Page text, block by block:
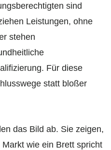
sind
Leistungen, ohne
stehen
Für diese
statt bloßer
das Bild ab. Sie zeigen,
wie ein Brett spricht